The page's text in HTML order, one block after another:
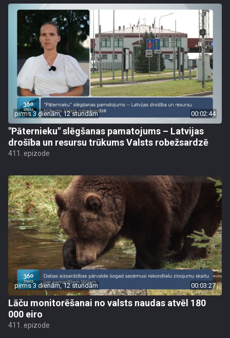
pirms 3 dienām, 12 stundām 00:02:44
"Pāternieku" slēgšanas pamatojums – Latvijas
drošība un resursu trūkums Valsts robežsardzē
411. epizode
pirms 3 dienām, 12 stundām 00:03:27
Lāču monitorēšanai no valsts naudas atvēl 180
000 eiro
411. epizode